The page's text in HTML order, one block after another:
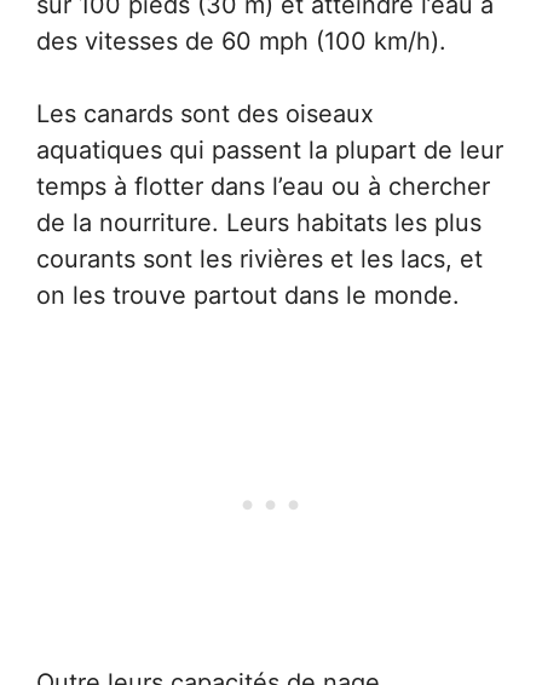
des vitesses de 60 mph (100 km/h).
Les canards sont des oiseaux
aquatiques qui passent la plupart de leur
temps à flotter dans l’eau ou à chercher
de la nourriture. Leurs habitats les plus
courants sont les rivières et les lacs, et
on les trouve partout dans le monde.